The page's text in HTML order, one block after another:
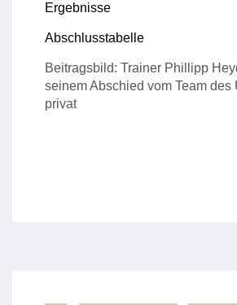
Ergebnisse
Abschlusstabelle
Beitragsbild: Trainer Phillipp
seinem Abschied vom Team des
privat